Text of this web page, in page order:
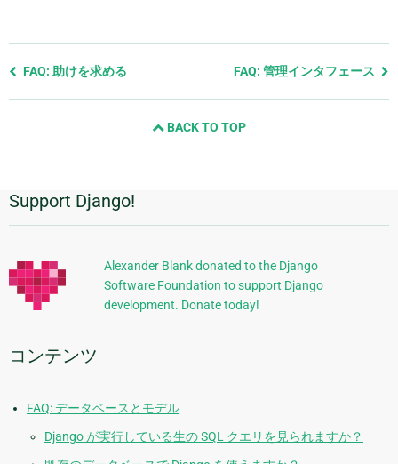
前
の
ペ
ジ
FAQ: 助けを求める FAQ: 管理インタフェース
BACK TO TOP
追
加
的
な
報
Support Django!
Alexander Blank donated to the Django
Software Foundation to support Django
development. Donate today!
コンテンツ
FAQ: データベースとモデル
Django が実行している生の SQL クエリを見られますか？